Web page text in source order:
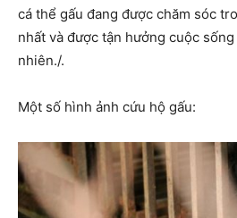
cá thể gấu đang được chăm sóc
nhất và được tận hưởng cuộc
nhiên./.
Một số hình ảnh cứu hộ gấu: